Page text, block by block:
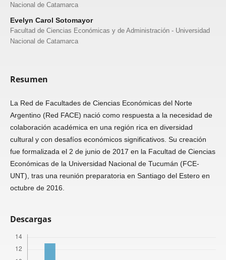
Nacional de Catamarca
Evelyn Carol Sotomayor
Facultad de Ciencias Económicas y de Administración - Universidad
Nacional de Catamarca
Resumen
La Red de Facultades de Ciencias Económicas del Norte
Argentino (Red FACE) nació como respuesta a la necesidad de
colaboración académica en una región rica en diversidad
cultural y con desafíos económicos significativos. Su creación
fue formalizada el 2 de junio de 2017 en la Facultad de Ciencias
Económicas de la Universidad Nacional de Tucumán (FCE-
UNT), tras una reunión preparatoria en Santiago del Estero en
octubre de 2016.
Descargas